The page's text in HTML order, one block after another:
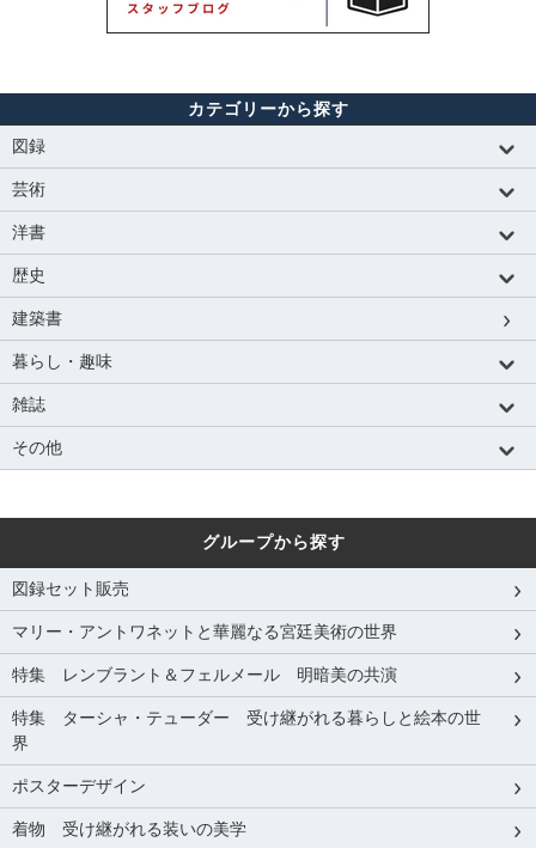
カテゴリーから探す
図録
芸術
洋書
歴史
建築書
暮らし・趣味
雑誌
その他
グループから探す
図録セット販売
マリー・アントワネットと華麗なる宮廷美術の世界
特集 レンブラント＆フェルメール 明暗美の共演
特集 ターシャ・テューダー 受け継がれる暮らしと絵本の世
界
ポスターデザイン
着物 受け継がれる装いの美学